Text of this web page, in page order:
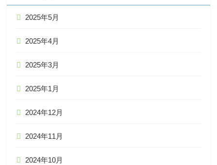
2025年5月
2025年4月
2025年3月
2025年1月
2024年12月
2024年11月
2024年10月